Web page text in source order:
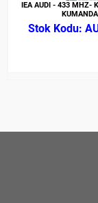
IEA AUDI - 433 MHZ-
KUMANDA